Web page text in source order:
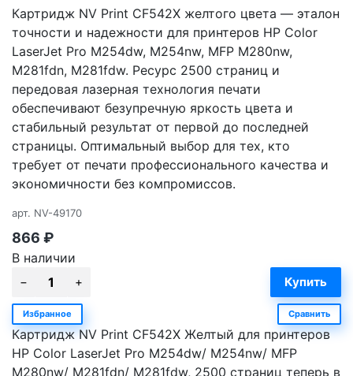
Картридж NV Print CF542X желтого цвета — эталон
точности и надежности для принтеров HP Color
LaserJet Pro M254dw, M254nw, MFP M280nw,
M281fdn, M281fdw. Ресурс 2500 страниц и
передовая лазерная технология печати
обеспечивают безупречную яркость цвета и
стабильный результат от первой до последней
страницы. Оптимальный выбор для тех, кто
требует от печати профессионального качества и
экономичности без компромиссов.
арт. NV-49170
866 ₽
В наличии
Избранное Сравнить
Картридж NV Print CF542X Желтый для принтеров
HP Color LaserJet Pro M254dw/ M254nw/ MFP
M280nw/ M281fdn/ M281fdw, 2500 страниц теперь в